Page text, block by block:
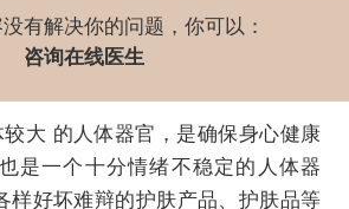
有解决你的问题，你可以：
咨询在线医生
的人体器官，是确保身心健康
是一个十分情绪不稳定的人体器
样好坏难辩的护肤产品、护肤品等